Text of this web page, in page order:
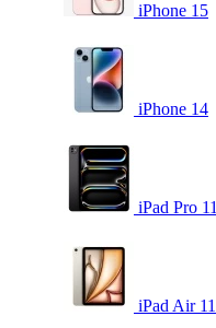
iPhone 15
iPhone 14
iPad Pro 11
iPad Air 11